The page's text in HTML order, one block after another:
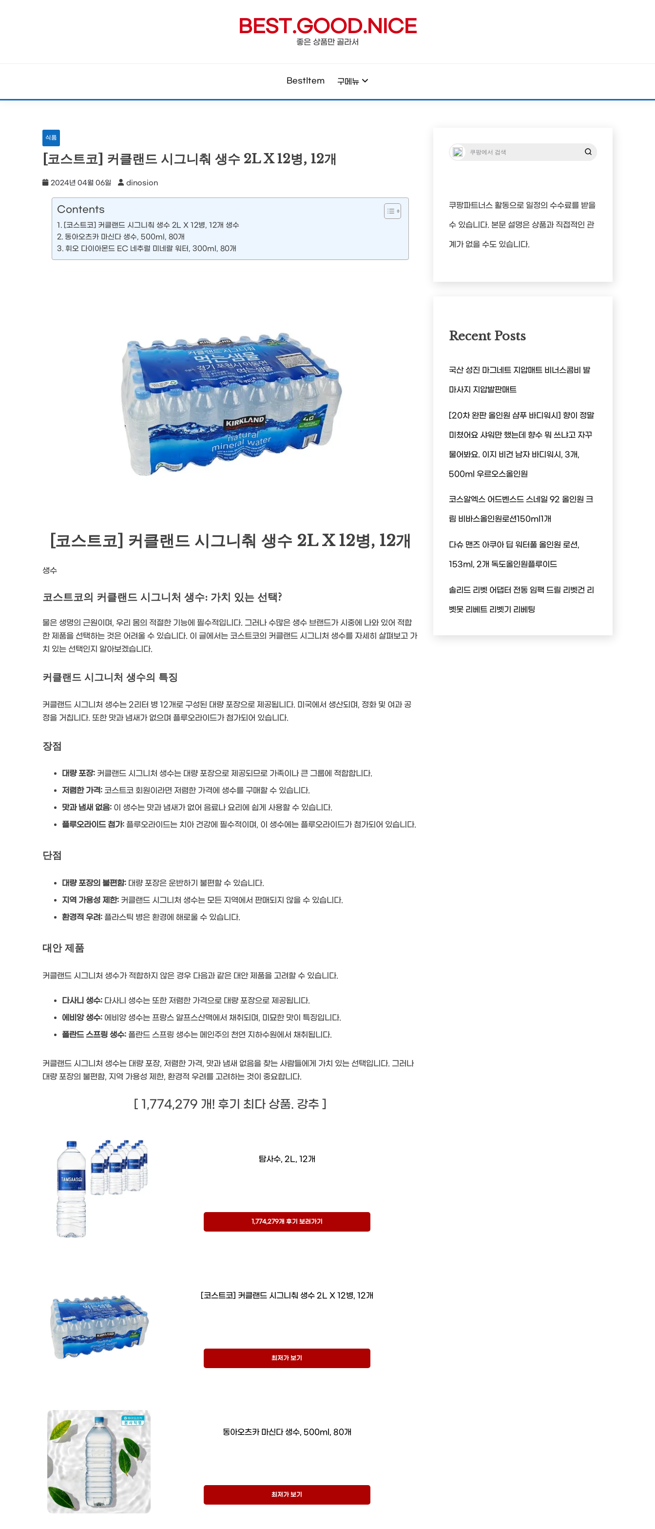
BEST.GOOD.NICE
좋은 상품만 골라서
BestItem 구메뉴
식품
[코스트코] 커클랜드 시그니춰 생수 2L X 12병, 12개
2024년 04월 06일 dinosion
Contents
[코스트코] 커클랜드 시그니춰 생수 2L X 12병, 12개 생수
동아오츠카 마신다 생수, 500ml, 80개
휘오 다이아몬드 EC 네추럴 미네랄 워터, 300ml, 80개
[코스트코] 커클랜드 시그니춰 생수 2L X 12병, 12개
생수
코스트코의 커클랜드 시그니처 생수: 가치 있는 선택?
물은 생명의 근원이며, 우리 몸의 적절한 기능에 필수적입니다. 그러나 수많은 생수 브랜드가 시중에 나와 있어 적합
한 제품을 선택하는 것은 어려울 수 있습니다. 이 글에서는 코스트코의 커클랜드 시그니처 생수를 자세히 살펴보고 가
치 있는 선택인지 알아보겠습니다.
커클랜드 시그니처 생수의 특징
커클랜드 시그니처 생수는 2리터 병 12개로 구성된 대량 포장으로 제공됩니다. 미국에서 생산되며, 정화 및 여과 공
정을 거칩니다. 또한 맛과 냄새가 없으며 플루오라이드가 첨가되어 있습니다.
장점
대량 포장: 커클랜드 시그니처 생수는 대량 포장으로 제공되므로 가족이나 큰 그룹에 적합합니다.
저렴한 가격: 코스트코 회원이라면 저렴한 가격에 생수를 구매할 수 있습니다.
맛과 냄새 없음: 이 생수는 맛과 냄새가 없어 음료나 요리에 쉽게 사용할 수 있습니다.
플루오라이드 첨가: 플루오라이드는 치아 건강에 필수적이며, 이 생수에는 플루오라이드가 첨가되어 있습니다.
단점
대량 포장의 불편함: 대량 포장은 운반하기 불편할 수 있습니다.
지역 가용성 제한: 커클랜드 시그니처 생수는 모든 지역에서 판매되지 않을 수 있습니다.
환경적 우려: 플라스틱 병은 환경에 해로울 수 있습니다.
대안 제품
커클랜드 시그니처 생수가 적합하지 않은 경우 다음과 같은 대안 제품을 고려할 수 있습니다.
다사니 생수: 다사니 생수는 또한 저렴한 가격으로 대량 포장으로 제공됩니다.
에비앙 생수: 에비앙 생수는 프랑스 알프스산맥에서 채취되며, 미묘한 맛이 특징입니다.
폴란드 스프링 생수: 폴란드 스프링 생수는 메인주의 천연 지하수원에서 채취됩니다.
커클랜드 시그니처 생수는 대량 포장, 저렴한 가격, 맛과 냄새 없음을 찾는 사람들에게 가치 있는 선택입니다. 그러나
대량 포장의 불편함, 지역 가용성 제한, 환경적 우려를 고려하는 것이 중요합니다.
[ 1,774,279 개! 후기 최다 상품. 강추 ]
탐사수, 2L, 12개
1,774,279개 후기 보러가기
[코스트코] 커클랜드 시그니춰 생수 2L X 12병, 12개
최저가 보기
동아오츠카 마신다 생수, 500ml, 80개
최저가 보기
쿠팡파트너스 활동으로 일정의 수수료를 받을
수 있습니다. 본문 설명은 상품과 직접적인 관
계가 없을 수도 있습니다.
Recent Posts
국산 성진 마그네트 지압매트 비너스콤비 발
마사지 지압발판매트
[20차 완판 올인원 샴푸 바디워시] 향이 정말
미쳤어요 샤워만 했는데 향수 뭐 쓰냐고 자꾸
물어봐요. 이지 비건 남자 바디워시, 3개,
500ml 우르오스올인원
코스알엑스 어드벤스드 스네일 92 올인원 크
림 비바스올인원로션150ml1개
다슈 맨즈 아쿠아 딥 워터풀 올인원 로션,
153ml, 2개 독도올인원플루이드
솔리드 리벳 어댑터 전동 임팩 드릴 리벳건 리
벳못 리베트 리벳기 리베팅